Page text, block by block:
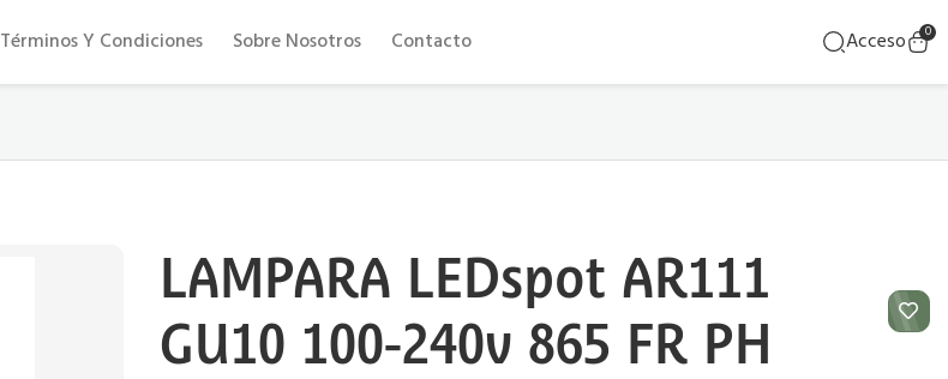
Términos Y Condiciones Sobre Nosotros Contacto Acceso 0
LAMPARA LEDspot AR111
GU10 100-240v 865 FR PH